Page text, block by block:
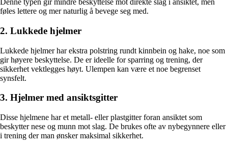
Denne typen gir mindre beskyttelse mot direkte slag i ansiktet, men
føles lettere og mer naturlig å bevege seg med.
2. Lukkede hjelmer
Lukkede hjelmer har ekstra polstring rundt kinnbein og hake, noe som
gir høyere beskyttelse. De er ideelle for sparring og trening, der
sikkerhet vektlegges høyt. Ulempen kan være et noe begrenset
synsfelt.
3. Hjelmer med ansiktsgitter
Disse hjelmene har et metall- eller plastgitter foran ansiktet som
beskytter nese og munn mot slag. De brukes ofte av nybegynnere eller
i trening der man ønsker maksimal sikkerhet.